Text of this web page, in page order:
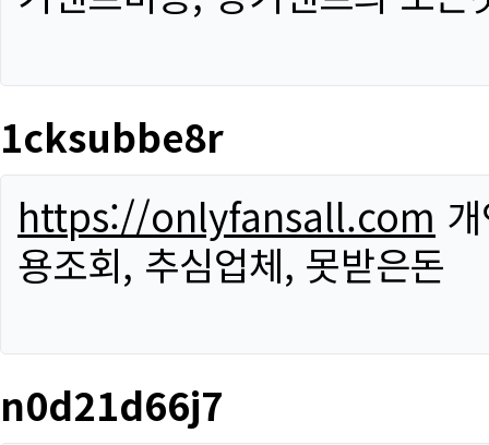
1cksubbe8r
https://onlyfansall.com
용조회, 추심업체, 못받은돈
n0d21d66j7